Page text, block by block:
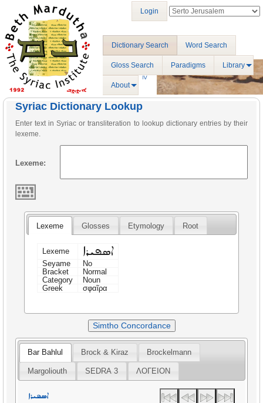
Dictionary Search Word Search
Gloss Search Paradigms Library
About
Login
Syriac Dictionary Lookup
Enter text in Syriac or transliteration to lookup dictionary entries by their
lexeme.
Lexeme:
Lexeme Glosses Etymology Root
Lexeme ܐܣܦܝܪܐ
Seyame
No
Bracket
Normal
Category
Noun
Greek
σφαῖρα
Simtho Concordance
Bar Bahlul Brock & Kiraz Brockelmann
Margoliouth SEDRA 3 ΛΟΓΕΙΟΝ
ܐܣܦܝܪܐ